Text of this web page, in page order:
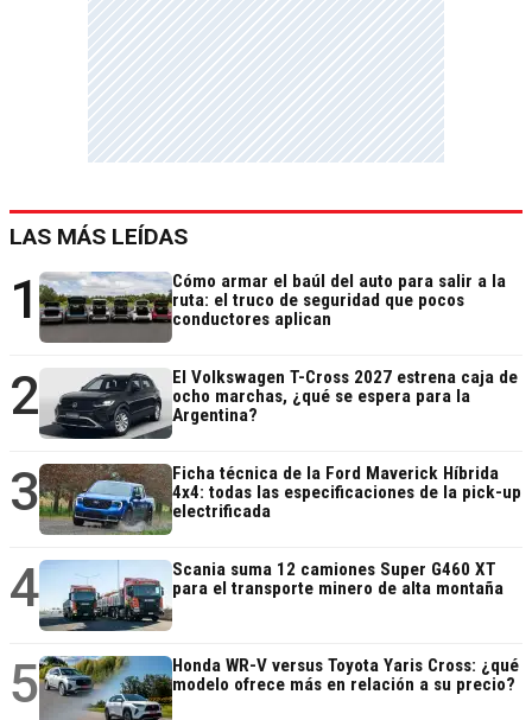
LAS MÁS LEÍDAS
1
Cómo armar el baúl del auto para salir a la
ruta: el truco de seguridad que pocos
conductores aplican
2
El Volkswagen T-Cross 2027 estrena caja de
ocho marchas, ¿qué se espera para la
Argentina?
3
Ficha técnica de la Ford Maverick Híbrida
4x4: todas las especificaciones de la pick-up
electrificada
4
Scania suma 12 camiones Super G460 XT
para el transporte minero de alta montaña
5
Honda WR-V versus Toyota Yaris Cross: ¿qué
modelo ofrece más en relación a su precio?